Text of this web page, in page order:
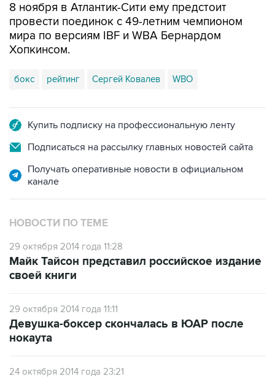
8 ноября в Атлантик-Сити ему предстоит
провести поединок с 49-летним чемпионом
мира по версиям IBF и WBA Бернардом
Хопкинсом.
бокс рейтинг Сергей Ковалев WBO
Купить подписку на профессиональную ленту
Подписаться на рассылку главных новостей сайта
Получать оперативные новости в официальном
канале
НОВОСТИ ПО ТЕМЕ
29 октября 2014 года 11:28
Майк Тайсон представил российское издание
своей книги
29 октября 2014 года 11:11
Девушка-боксер скончалась в ЮАР после
нокаута
24 октября 2014 года 23:21